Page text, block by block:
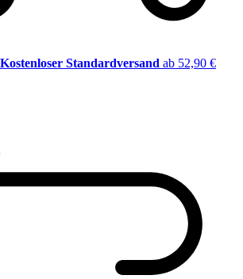
Standardversand ab 52,90 €